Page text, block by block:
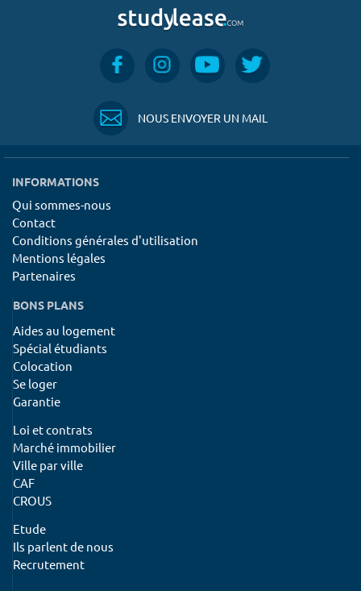
NOUS ENVOYER UN MAIL
INFORMATIONS
Qui sommes-nous
Contact
Conditions générales d'utilisation
Mentions légales
Partenaires
BONS PLANS
Aides au logement
Spécial étudiants
Colocation
Se loger
Garantie
Loi et contrats
Marché immobilier
Ville par ville
CAF
CROUS
Etude
Ils parlent de nous
Recrutement